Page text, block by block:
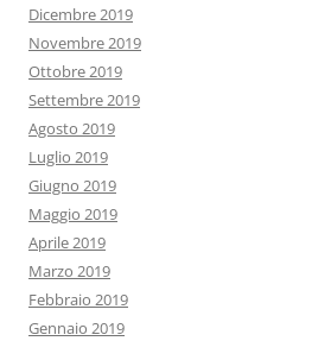
Dicembre 2019
Novembre 2019
Ottobre 2019
Settembre 2019
Agosto 2019
Luglio 2019
Giugno 2019
Maggio 2019
Aprile 2019
Marzo 2019
Febbraio 2019
Gennaio 2019